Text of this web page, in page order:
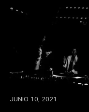
JUNIO 10, 2021